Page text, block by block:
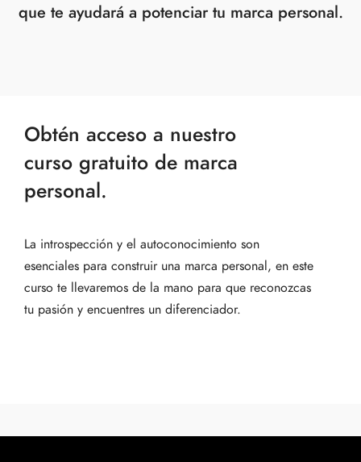
que te ayudará a potenciar tu marca personal.
Obtén acceso a nuestro
curso gratuito de marca
personal.
La introspección y el autoconocimiento son
esenciales para construir una marca personal, en este
curso te llevaremos de la mano para que reconozcas
tu pasión y encuentres un diferenciador.